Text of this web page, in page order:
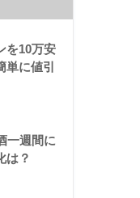
を10万安
単に値引
一週間に
は？